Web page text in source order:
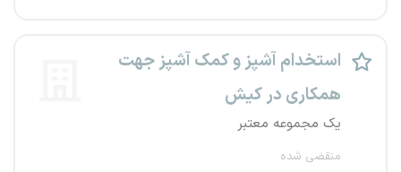
استخدام آشپز و کمک آشپز جهت
همکاری در کیش
یک مجموعه معتبر
منقضی شده